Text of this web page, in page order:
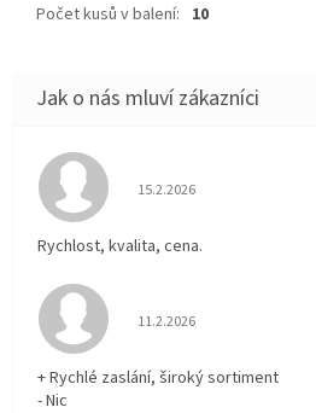
Počet kusů v balení: 10
Hodnocení obchodu je 5
15.2.2026
Rychlost, kvalita, cena.
Hodnocení obchodu je 5
11.2.2026
+ Rychlé zaslání, široký sortiment
- Nic